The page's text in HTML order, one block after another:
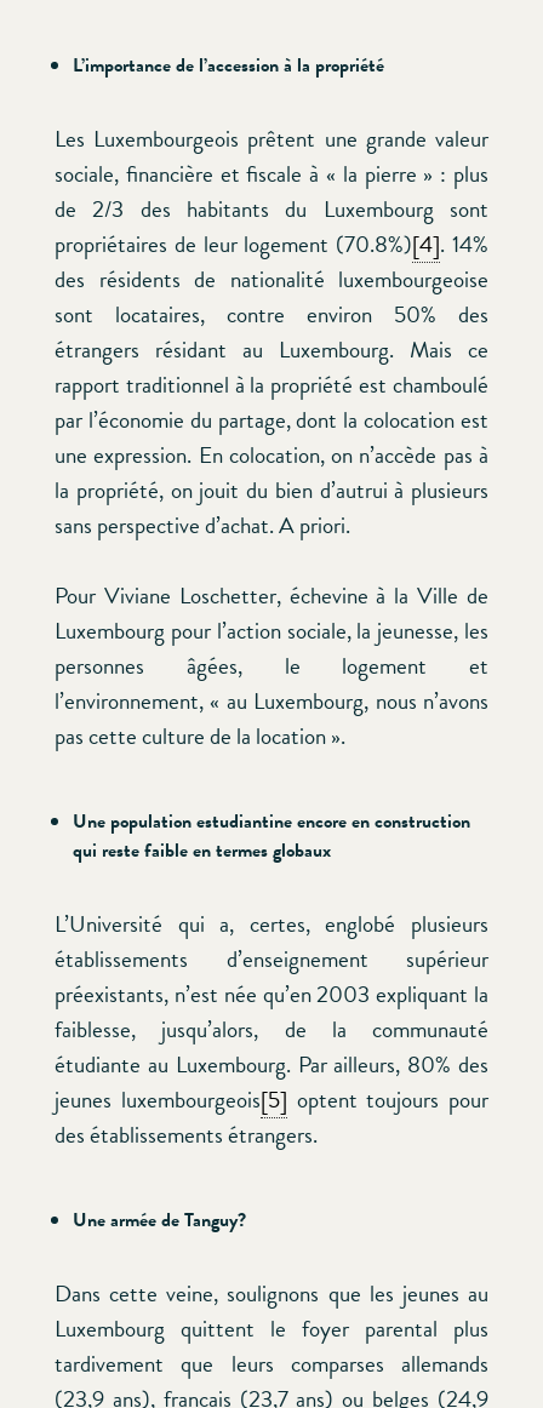
L’importance de l’accession à la propriété
Les Luxembourgeois prêtent une grande valeur
sociale, financière et fiscale à « la pierre » : plus
de 2/3 des habitants du Luxembourg sont
propriétaires de leur logement (70.8%)[4]. 14%
des résidents de nationalité luxembourgeoise
sont locataires, contre environ 50% des
étrangers résidant au Luxembourg. Mais ce
rapport traditionnel à la propriété est chamboulé
par l’économie du partage, dont la colocation est
une expression. En colocation, on n’accède pas à
la propriété, on jouit du bien d’autrui à plusieurs
sans perspective d’achat. A priori.
Pour Viviane Loschetter, échevine à la Ville de
Luxembourg pour l’action sociale, la jeunesse, les
personnes âgées, le logement et
l’environnement, « au Luxembourg, nous n’avons
pas cette culture de la location ».
Une population estudiantineencore en construction
qui reste faible en termes globaux
L’Université qui a, certes, englobé plusieurs
établissements d’enseignement supérieur
préexistants, n’est née qu’en 2003 expliquant la
faiblesse, jusqu’alors, de la communauté
étudiante au Luxembourg. Par ailleurs, 80% des
jeunes luxembourgeois[5] optent toujours pour
des établissements étrangers.
Une armée de Tanguy?
Dans cette veine, soulignons que les jeunes au
Luxembourg quittent le foyer parental plus
tardivement que leurs comparses allemands
(23,9 ans), francais (23,7 ans) ou belges (24,9